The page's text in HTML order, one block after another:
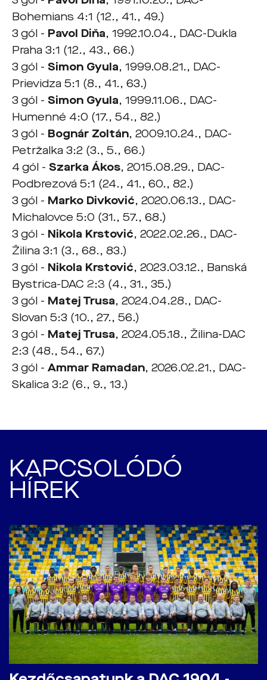
Bohemians 4:1 (12., 41., 49.)
3 gól - Pavol Diňa, 1992.10.04., DAC-Dukla
Praha 3:1 (12., 43., 66.)
3 gól - Simon Gyula, 1999.08.21., DAC-
Prievidza 5:1 (8., 41., 63.)
3 gól - Simon Gyula, 1999.11.06., DAC-
Humenné 4:0 (17., 54., 82.)
3 gól - Bognár Zoltán, 2009.10.24., DAC-
Petržalka 3:2 (3., 5., 66.)
4 gól - Szarka Ákos, 2015.08.29., DAC-
Podbrezová 5:1 (24., 41., 60., 82.)
3 gól - Marko Divković, 2020.06.13., DAC-
Michalovce 5:0 (31., 57., 68.)
3 gól - Nikola Krstović, 2022.02.26., DAC-
Žilina 3:1 (3., 68., 83.)
3 gól - Nikola Krstović, 2023.03.12., Banská
Bystrica-DAC 2:3 (4., 31., 35.)
3 gól - Matej Trusa, 2024.04.28., DAC-
Slovan 5:3 (10., 27., 56.)
3 gól - Matej Trusa, 2024.05.18., Žilina-DAC
2:3 (48., 54., 67.)
3 gól - Ammar Ramadan, 2026.02.21., DAC-
Skalica 3:2 (6., 9., 13.)
KAPCSOLÓDÓ
HÍREK